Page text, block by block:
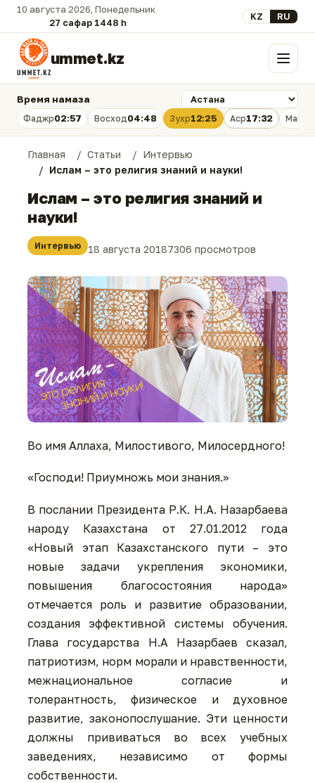
10 августа 2026, Понедельник
27 сафар 1448 һ.
Выберите язык
KZ RU
ummet.kz Меню
Время намаза
Фаджр02:57 Восход04:48 Зухр12:25 Аср17:32
Главная Статьи
Интервью
Ислам – это религия знаний и науки!
Ислам – это религия знаний и
науки!
Интервью 18 августа 20187306 просмотров
Во имя Аллаха, Милостивого, Милосердного!
«Господи! Приумножь мои знания.»
В послании Президента Р.К. Н.А. Назарбаева
народу Казахстана от 27.01.2012 года
«Новый этап Казахстанского пути – это
новые задачи укрепления экономики,
повышения благосостояния народа»
отмечается роль и развитие образовании,
создания эффективной системы обучения.
Глава государства Н.А Назарбаев сказал,
патриотизм, норм морали и нравственности,
межнациональное согласие и
толерантность, физическое и духовное
развитие, законопослушание. Эти ценности
должны прививаться во всех учебных
заведениях, независимо от формы
собственности.